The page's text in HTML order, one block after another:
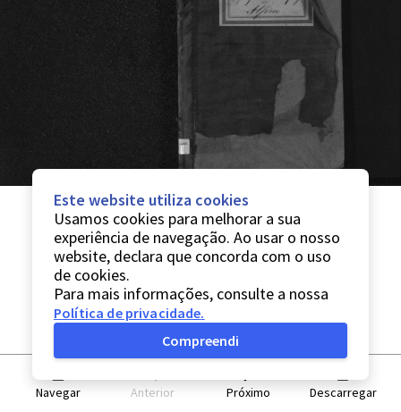
Navegar Anterior Próximo Descarregar
Este website utiliza cookies
Usamos cookies para melhorar a sua
experiência de navegação. Ao usar o nosso
website, declara que concorda com o uso
de cookies.
Para mais informações, consulte a nossa
Política de privacidade.
Compreendi